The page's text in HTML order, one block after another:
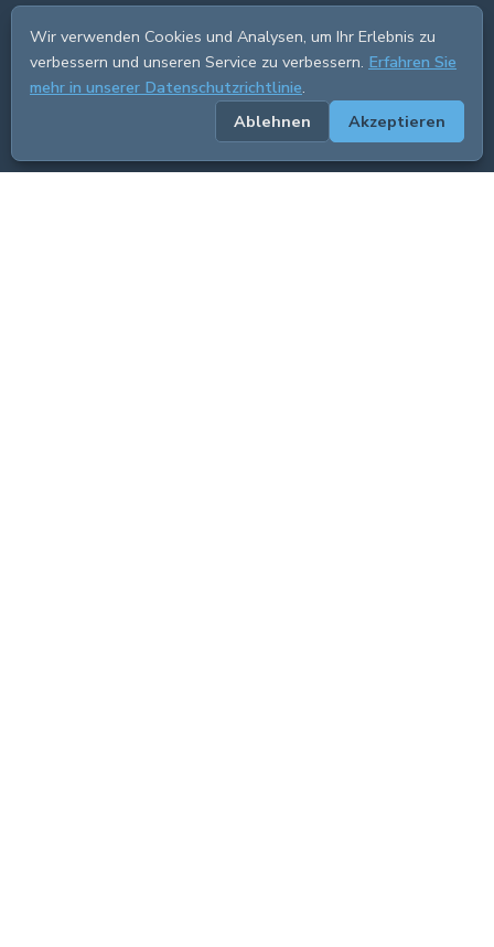
Wir verwenden Cookies und Analysen, um Ihr Erlebnis zu
verbessern und unseren Service zu verbessern. Erfahren Sie
mehr in unserer Datenschutzrichtlinie.
Ablehnen
Akzeptieren